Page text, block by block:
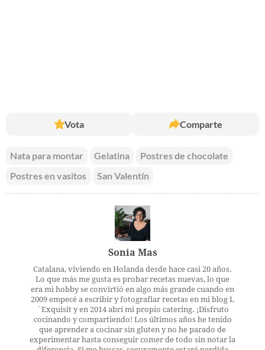
Vota Comparte
Nata para montar Gelatina
Postres de chocolate
Postres en vasitos
San Valentín
Sonia Mas
Catalana, viviendo en Holanda desde hace casi 20 años.
Lo que más me gusta es probar recetas nuevas, lo que
era mi hobby se convirtió en algo más grande cuando en
2009 empecé a escribir y fotografiar recetas en mi blog L
´Exquisit y en 2014 abrí mi propio catering. ¡Disfruto
cocinando y compartiendo! Los últimos años he tenido
que aprender a cocinar sin gluten y no he parado de
experimentar hasta conseguir comer de todo sin notar la